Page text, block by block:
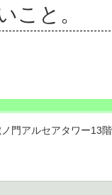
こと。
アルセアタワー13